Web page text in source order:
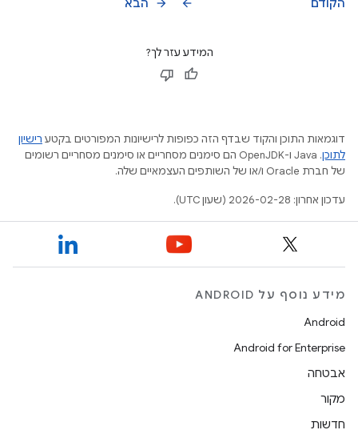
הקודם arrow_back הבא arrow_forward
המידע עזר לך?
דוגמאות התוכן והקוד שבדף הזה כפופות לרישיונות המפורטים בקטע רישיון
לתוכן
.‏ Java ו-OpenJDK הם סימנים מסחריים או סימנים מסחריים רשומים
של חברת Oracle ו/או של השותפים העצמאיים שלה.
עדכון אחרון: 2026-02-28 (שעון UTC).
מידע נוסף על ANDROID
Android
Android for Enterprise
אבטחה
מקור
חדשות